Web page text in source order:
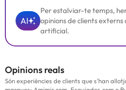
AI
Per estalviar-te temps,
opinions de clients externs
artificial.
Opinions reals
Són experiències de clients que s'han